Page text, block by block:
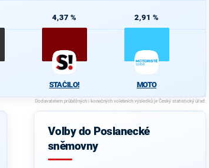
4,37 %
STAČILO!
2,91 %
MOTO
Volby do Poslanecké
sněmovny